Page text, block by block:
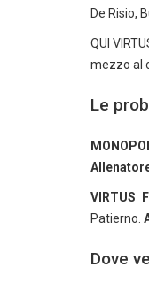
De Risio,
QUI
mezzo al
Le
VIRTUS
Patierno.
Dove